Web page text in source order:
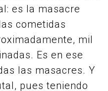
es la masacre
cometidas
mil
Es en ese
las masacres. Y
pues teniendo